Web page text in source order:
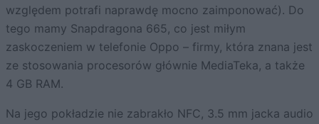
względem potrafi naprawdę mocno zaimponować). Do
tego mamy Snapdragona 665, co jest miłym
zaskoczeniem w telefonie Oppo – firmy, która znana jest
ze stosowania procesorów głównie MediaTeka, a także
4 GB RAM.
Na jego pokładzie nie zabrakło NFC, 3.5 mm jacka audio